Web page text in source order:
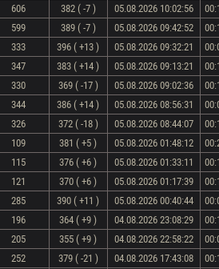
606 382 ( -7 ) 05.08.2026 10:02:56
599 389 ( -7 ) 05.08.2026 09:42:52
333 396 ( +13 ) 05.08.2026 09:32:21
347 383 ( +14 ) 05.08.2026 09:13:21
330 369 ( -17 ) 05.08.2026 09:02:36
344 386 ( +14 ) 05.08.2026 08:56:31
326 372 ( -18 ) 05.08.2026 08:44:07
109 381 ( +5 ) 05.08.2026 01:48:12
115 376 ( +6 ) 05.08.2026 01:33:11
121 370 ( +6 ) 05.08.2026 01:17:39
285 390 ( +11 ) 05.08.2026 00:40:44
196 364 ( +9 ) 04.08.2026 23:08:29
205 355 ( +9 ) 04.08.2026 22:58:22
252 379 ( -21 ) 04.08.2026 17:43:08